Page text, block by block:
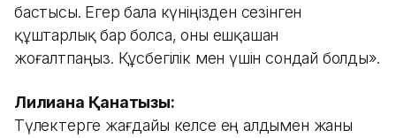
бастысы. Егер бала күніңізден сезінген
құштарлық бар болса, оны ешқашан
жоғалтпаңыз. Құсбегілік мен үшін сондай болды».
Лилиана Қанатқызы:
Түлектерге жағдайы келсе ең алдымен жаны